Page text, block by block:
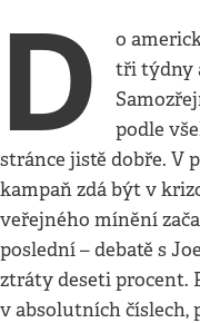
D
o
tři týdny
podle
stránce jistě dobře. V
kampaň zdá být v
veřejného mínění
poslední – debatě s
ztráty deseti procent.
v absolutních číslech,